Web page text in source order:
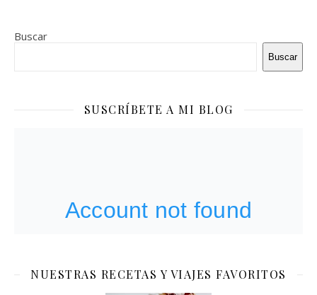
Buscar
Buscar
SUSCRÍBETE A MI BLOG
NUESTRAS RECETAS Y VIAJES FAVORITOS